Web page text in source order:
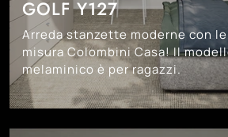
GOLF Y127
Arreda stanzette moderne con
misura Colombini Casa! Il
melaminico è per ragazzi.